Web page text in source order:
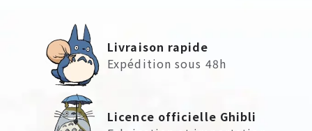
Livraison rapide
Expédition sous 48h
Licence officielle Ghibli